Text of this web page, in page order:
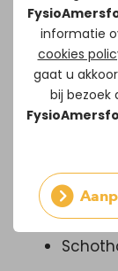
informatie
cookies
gaat u
bij bezoek
Na een
de
mensen
begeleiden
ook als
Locatie